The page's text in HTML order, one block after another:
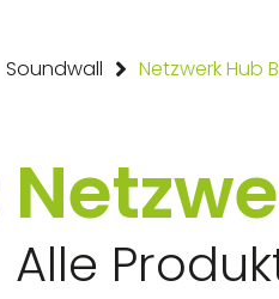
Soundwall Netzwerk Hub
Alle